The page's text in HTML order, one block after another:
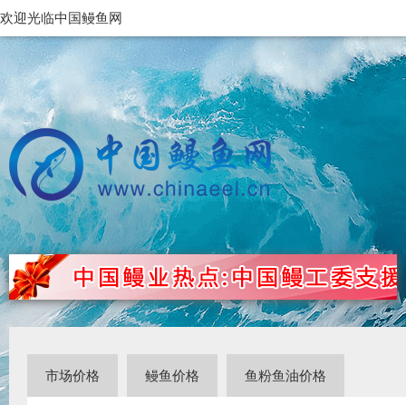
欢迎光临中国鳗鱼网
市场价格 鳗鱼价格 鱼粉鱼油价格